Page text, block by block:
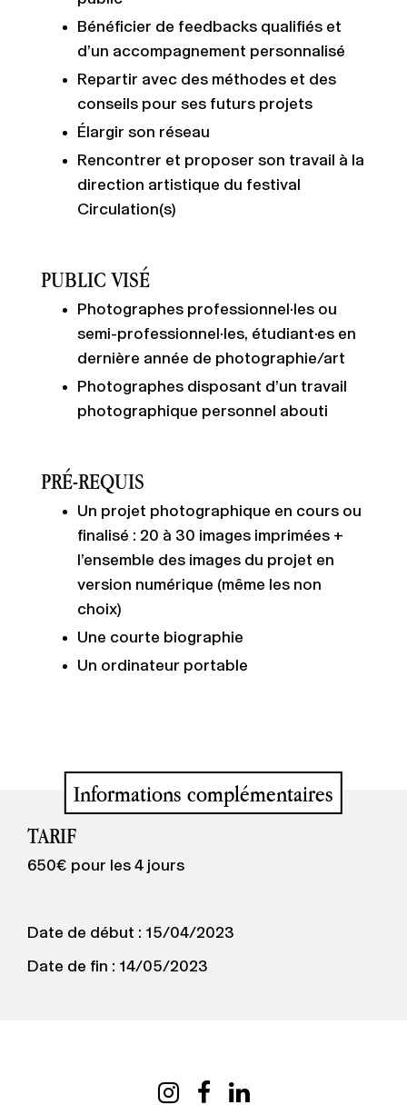
Bénéficier de feedbacks qualifiés et
d’un accompagnement personnalisé
Repartir avec des méthodes et des
conseils pour ses futurs projets
Élargir son réseau
Rencontrer et proposer son travail à la
direction artistique du festival
Circulation(s)
PUBLIC VISÉ
Photographes professionnel·les ou
semi-professionnel·les, étudiant·es en
dernière année de photographie/art
Photographes disposant d’un travail
photographique personnel abouti
PRÉ-REQUIS
Un projet photographique en cours ou
finalisé : 20 à 30 images imprimées +
l’ensemble des images du projet en
version numérique (même les non
choix)
Une courte biographie
Un ordinateur portable
Informations complémentaires
TARIF
650€ pour les 4 jours
Date de début : 15/04/2023
Date de fin : 14/05/2023